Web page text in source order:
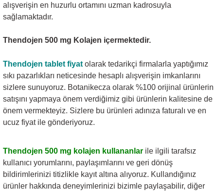
alışverişin en huzurlu ortamını uzman kadrosuyla
sağlamaktadır.
Thendojen 500 mg Kolajen içermektedir​.
Thendojen tablet fiyat olarak tedarikçi firmalarla yaptığımız
sıkı pazarlıkları neticesinde hesaplı alışverişin imkanlarını
sizlere sunuyoruz. Botanikecza olarak %100 orijinal ürünlerin
satışını yapmaya önem verdiğimiz gibi ürünlerin kalitesine de
önem vermekteyiz. Sizlere bu ürünleri adınıza faturalı ve en
ucuz fiyat ile gönderiyoruz.
Thendojen 500 mg kolajen kullananlar ile ilgili tarafsız
kullanıcı yorumlarını, paylaşımlarını ve geri dönüş
bildirimlerinizi titizlikle kayıt altına alıyoruz. Kullandığınız
ürünler hakkında deneyimlerinizi bizimle paylaşabilir, diğer